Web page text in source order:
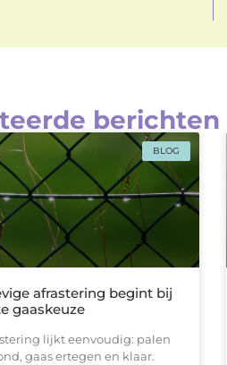
berichten
BLOG
afrastering begint bij
gaaskeuze
lijkt eenvoudig: palen
gaas ertegen en klaar.